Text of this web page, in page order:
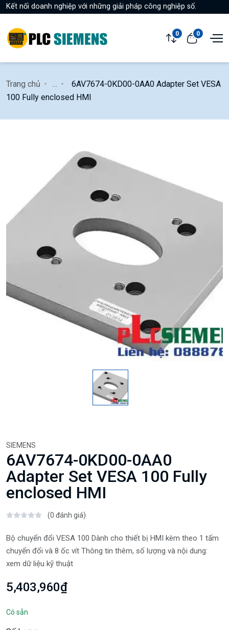
Kết nối doanh nghiệp với những giải pháp công nghiệp số.
0 0
Trang chủ
6AV7674-0KD00-0AA0 Adapter Set VESA
100 Fully enclosed HMI
SIEMENS
6AV7674-0KD00-0AA0
Adapter Set VESA 100 Fully
enclosed HMI
(0 đánh giá)
Bộ chuyển đổi VESA 100 Dành cho thiết bị HMI kèm theo 1 tấm
chuyển đổi và 8 ốc vít Thông tin thêm, số lượng và nội dung:
xem dữ liệu kỹ thuật
5,403,960₫
Có sẵn